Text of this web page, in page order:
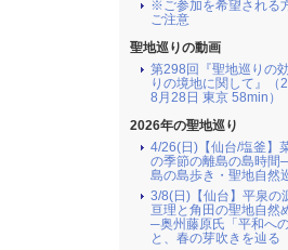
※ご参加を希望される
ご注意
聖地巡りの動画
第298回『聖地巡りの
りの境地に関して』（
8月28日 東京 58min）
2026年の聖地巡り
4/26(日)【仙台/塩釜】
の季節の離島の島時間
島の島歩き・聖地自然
3/8(日)【仙台】平泉の
亘理と角田の聖地自然
─奥州藤原氏「平和への
と、春の芽吹きを辿る